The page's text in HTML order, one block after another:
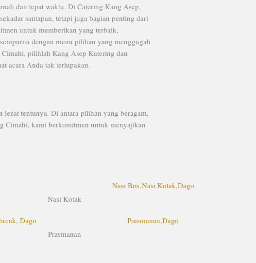
dan tepat waktu. Di Catering Kang Asep,
santapan, tetapi juga bagian penting dari
untuk memberikan yang terbaik,
dengan menu pilihan yang menggugah
pilihlah Kang Asep Katering dan
acara Anda tak terlupakan.
tentunya. Di antara pilihan yang beragam,
Cimahi, kami berkomitmen untuk menyajikan
Nasi Kotak
Prasmanan